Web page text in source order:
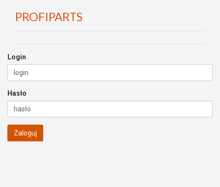
PROFIPARTS
Login
Hasło
Zaloguj